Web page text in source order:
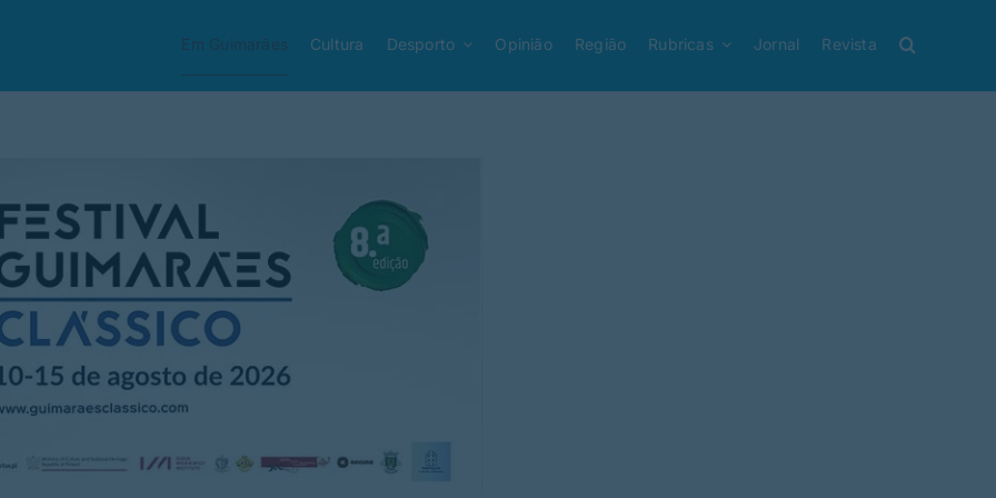
Em Guimarães Cultura Desporto Opinião Região Rubricas Jornal Revista